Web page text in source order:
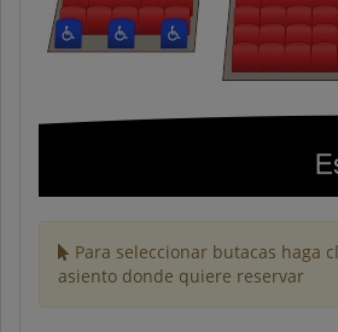
Para seleccionar butacas haga
asiento donde quiere reservar